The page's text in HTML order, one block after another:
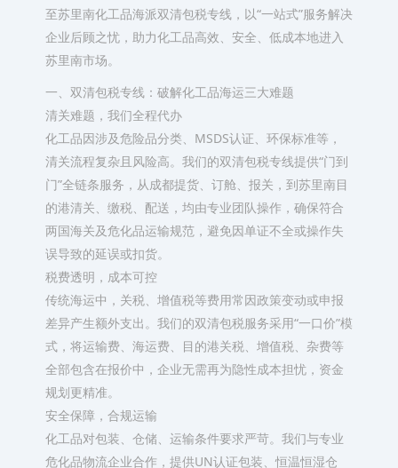
至苏里南化工品海派双清包税专线，以“一站式”服务解决
企业后顾之忧，助力化工品高效、安全、低成本地进入
苏里南市场。
一、双清包税专线：破解化工品海运三大难题
清关难题，我们全程代办
化工品因涉及危险品分类、MSDS认证、环保标准等，
清关流程复杂且风险高。我们的双清包税专线提供“门到
门”全链条服务，从成都提货、订舱、报关，到苏里南目
的港清关、缴税、配送，均由专业团队操作，确保符合
两国海关及危化品运输规范，避免因单证不全或操作失
误导致的延误或扣货。
税费透明，成本可控
传统海运中，关税、增值税等费用常因政策变动或申报
差异产生额外支出。我们的双清包税服务采用“一口价”模
式，将运输费、海运费、目的港关税、增值税、杂费等
全部包含在报价中，企业无需再为隐性成本担忧，资金
规划更精准。
安全保障，合规运输
化工品对包装、仓储、运输条件要求严苛。我们与专业
危化品物流企业合作，提供UN认证包装、恒温恒湿仓